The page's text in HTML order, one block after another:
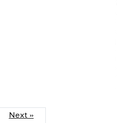
Next »